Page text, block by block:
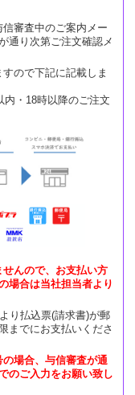
審査中のご案内メー
通り次第ご注文確認メ
ので下記に記載しま
内・18時以降のご注文
んので、お支払い方
場合は当社担当者より
り払込票(請求書)が郵
までにお支払いくださ
場合、与信審査が通
のご入力をお願い致し